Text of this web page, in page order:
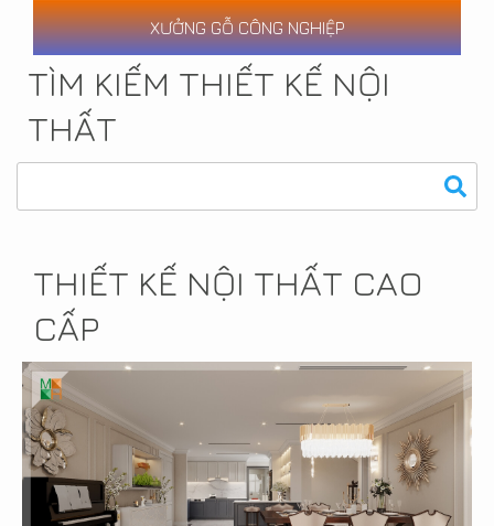
XƯỞNG GỖ CÔNG NGHIỆP
TÌM KIẾM THIẾT KẾ NỘI
THẤT
THIẾT KẾ NỘI THẤT CAO
CẤP